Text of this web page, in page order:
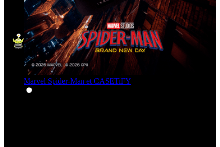
Marvel Spider-Man et CASETiFY